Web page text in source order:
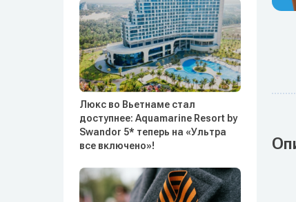
Люкс во Вьетнаме стал
доступнее: Aquamarine Resort by
Swandor 5* теперь на «Ультра
все включено»!